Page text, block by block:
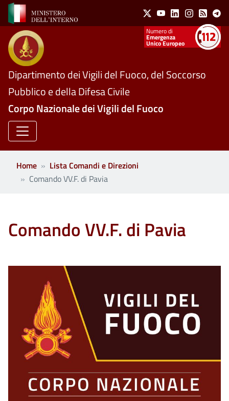
Salta al contenuto principale Social Menu
X YoutubeLinkedinInstagram
Feed
Numeri utili
Emergenza
Unico Europeo
Dipartimento dei Vigili del Fuoco, del Soccorso
Pubblico e della Difesa Civile
Corpo Nazionale dei Vigili del Fuoco
Home
Lista Comandi e Direzioni
Comando VV.F. di Pavia
Comando VV.F. di Pavia